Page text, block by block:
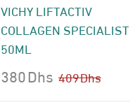
VICHY LIFTACTIV
COLLAGEN SPECIALIST
50ML
409Dhs
380Dhs